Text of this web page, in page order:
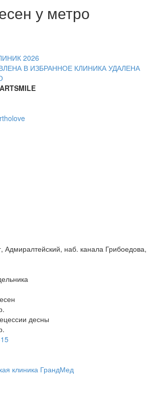
у метро
2026
В ИЗБРАННОЕ КЛИНИКА УДАЛЕНА
, Адмиралтейский, наб. канала Грибоедова,
десны
клиника ГрандМед